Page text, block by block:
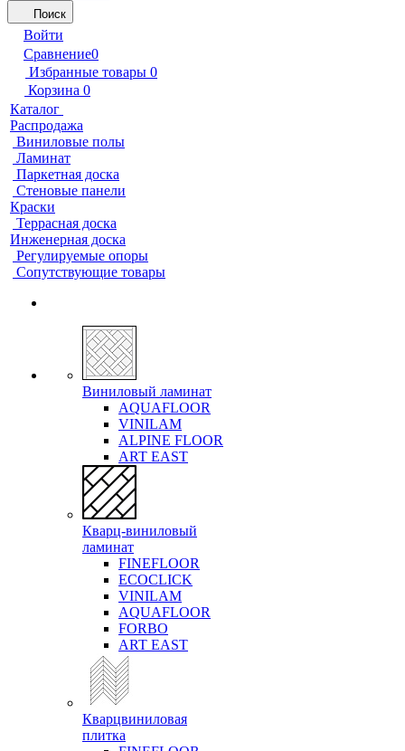
Поиск
Войти
Сравнение0
Избранные товары 0
Корзина 0
Каталог
Распродажа
Виниловые полы
Ламинат
Паркетная доска
Стеновые панели
Краски
Террасная доска
Инженерная доска
Регулируемые опоры
Сопутствующие товары
Виниловый ламинат
AQUAFLOOR
VINILAM
ALPINE FLOOR
ART EAST
Кварц-виниловый
ламинат
FINEFLOOR
ECOCLICK
VINILAM
AQUAFLOOR
FORBO
ART EAST
Кварцвиниловая
плитка